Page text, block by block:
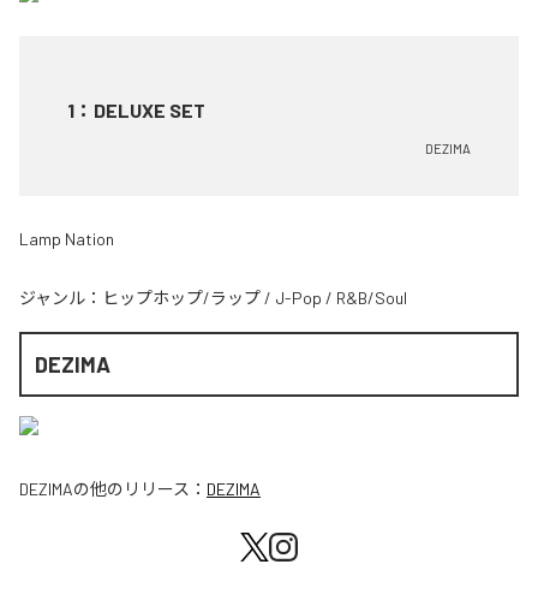
1 ： DELUXE SET
DEZIMA
Lamp Nation
ジャンル： ヒップホップ/ラップ / J-Pop / R&B/Soul
DEZIMA
DEZIMAの他のリリース： DEZIMA